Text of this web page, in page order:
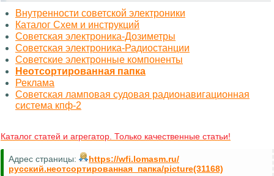
Внутренности советской электроники
Каталог Схем и инструкций
Советская электроника-Дозиметры
Советская электроника-Радиостанции
Советские электронные компоненты
Неотсортированная папка
Реклама
Советская ламповая судовая радионавигационная
система кпф-2
Каталог статей и агрегатор. Только качественные статьи!
Адрес страницы:
https://wfi.lomasm.ru/
русский.неотсортированная_папка/picture(31168)